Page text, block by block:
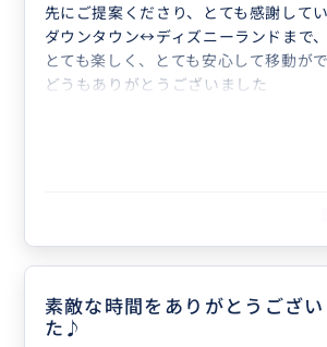
先にご提案くださり、とても感謝して
ダウンタウン↔︎ディズニーランドまで、
とても楽しく、とても安心して移動が
どうもありがとうございました
素敵な時間をありがとうござい
た♪